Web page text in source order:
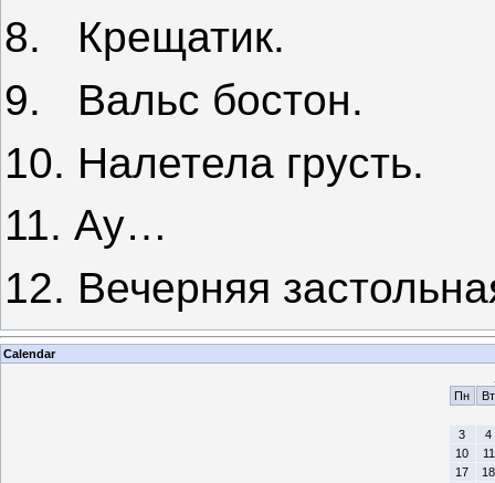
8.
Крещатик.
9.
Вальс бостон.
10. Налетела грусть.
11. Ау…
12. Вечерняя
Calendar
Пн
Вт
3
4
10
11
17
18